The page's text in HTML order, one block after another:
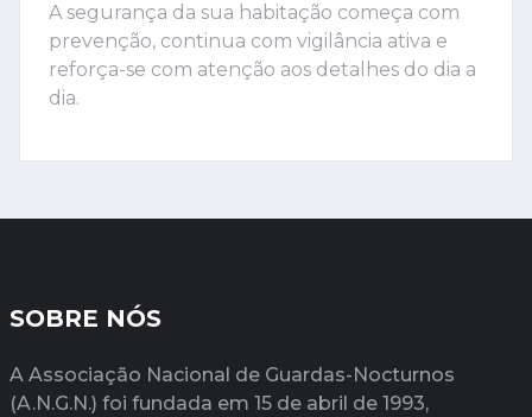
A segurança da sua habitação começa com
prevenção, continua com vigilância ativa e
reforça-se com atenção aos detalhes do dia a
dia.
SOBRE NÓS
A Associação Nacional de Guardas-Nocturnos
(A.N.G.N.) foi fundada em 15 de abril de 1993,